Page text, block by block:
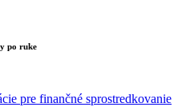
po ruke
pre finančné sprostredkovanie